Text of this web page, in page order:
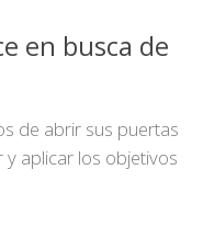
en busca de
de abrir sus puertas
y aplicar los objetivos